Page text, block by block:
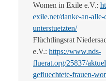
Women in Exile e.V.:
exile.net/danke-an-
unterstuetzten/
Flüchtlingsrat
e.V.: https://www.nds-
fluerat.org/25837/
gefluechtete-frauen-